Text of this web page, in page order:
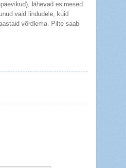
lähevad esimesed
vaid lindudele, kuid
võrdlema. Pilte saab